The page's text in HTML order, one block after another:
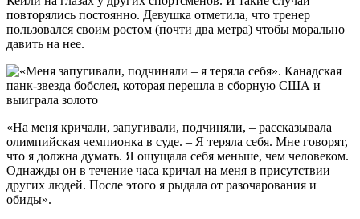
повторялись постоянно. Девушка отметила, что тренер
пользовался своим ростом (почти два метра) чтобы морально
давить на нее.
«На меня кричали, запугивали, подчиняли, – рассказывала
олимпийская чемпионка в суде. – Я теряла себя. Мне говорят,
что я должна думать. Я ощущала себя меньше, чем человеком.
Однажды он в течение часа кричал на меня в присутствии
других людей. После этого я рыдала от разочарования и
обиды».